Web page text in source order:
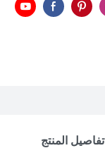
تفاصيل المنتج